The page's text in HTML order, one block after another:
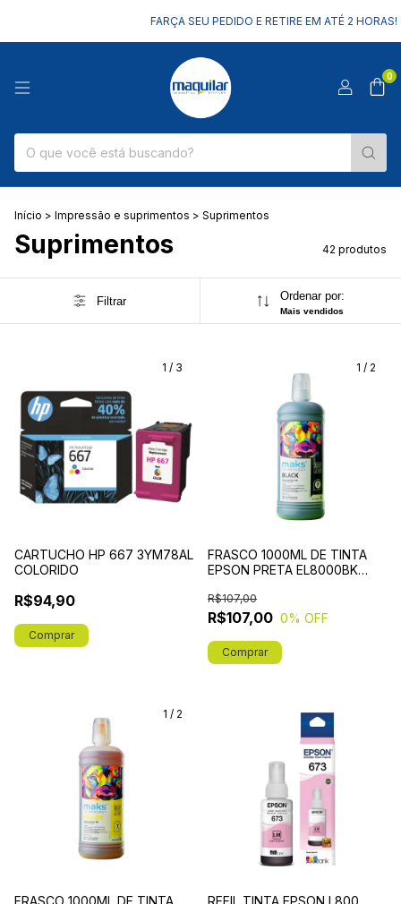
FARÇA SEU PEDIDO E RETIRE EM ATÉ 2 HORAS!
0
Início > Impressão e suprimentos > Suprimentos
Suprimentos 42 produtos
Filtrar Ordenar por:
Mais vendidos
1 / 3
CARTUCHO HP 667 3YM78AL
COLORIDO
R$94,90
1 / 2
FRASCO 1000ML DE TINTA
EPSON PRETA EL8000BK
R$107,00
R$107,00
0% OFF
1 / 2